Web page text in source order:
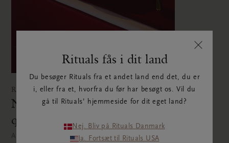
Rituals fås i dit land
Du besøger Rituals fra et andet land end det, du er
i, eller fra et, hvorfra du før har besøgt os. Vil du
gå til Rituals’ hjemmeside for dit eget land?
Nej. Bliv på Rituals Danmark
Ja. Fortsæt til Rituals USA
RECIPES
Nem ayurvedisk
quinoaproteingrød
Af Laura Wabeke | 31. maj 2026